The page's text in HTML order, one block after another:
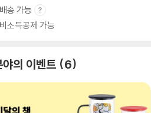
송 가능
소득공제 가능
야의 이벤트 6